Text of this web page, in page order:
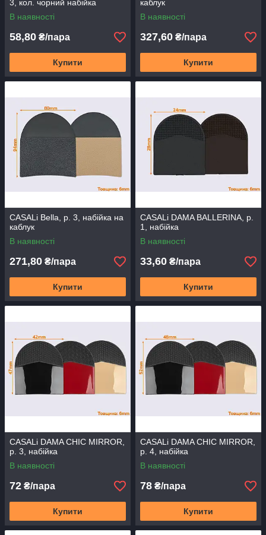
3, кол. чорний набійка
В наявності
58,80 ₴/пара
Купити
каблук
В наявності
327,60 ₴/пара
Купити
CASALi Bella, р. 3, набійка на
каблук
В наявності
271,80 ₴/пара
Купити
CASALi DAMA BALLERINA, р.
1, набійка
В наявності
33,60 ₴/пара
Купити
CASALi DAMA CHIC MIRROR,
р. 3, набійка
В наявності
72 ₴/пара
Купити
CASALi DAMA CHIC MIRROR,
р. 4, набійка
В наявності
78 ₴/пара
Купити